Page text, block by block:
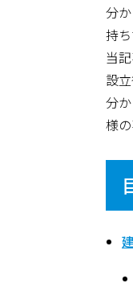
分
持
当
設
分
様